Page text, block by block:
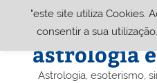
Portal
astrologia
Astrologia, esoterismo,
"este site utiliza Cookies.
consentir a sua utilização.